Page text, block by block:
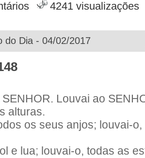
4241 visualizações
do Dia - 04/02/2017
SENHOR. Louvai ao
alturas.
os seus anjos; louvai-
e lua; louvai-o, todas as